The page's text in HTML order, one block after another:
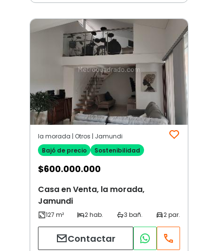
la morada | Otros | Jamundi
Bajó de precio
Sostenibilidad
$600.000.000
Casa en Venta, la morada,
Jamundi
Contactar